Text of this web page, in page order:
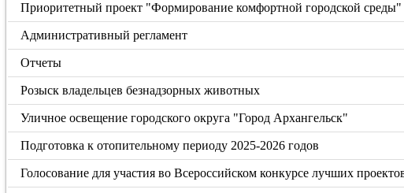
Приоритетный проект "Формирование комфортной городской среды"
Административный регламент
Отчеты
Розыск владельцев безнадзорных животных
Уличное освещение городского округа "Город Архангельск"
Подготовка к отопительному периоду 2025-2026 годов
Голосование для участия во Всероссийском конкурсе лучших